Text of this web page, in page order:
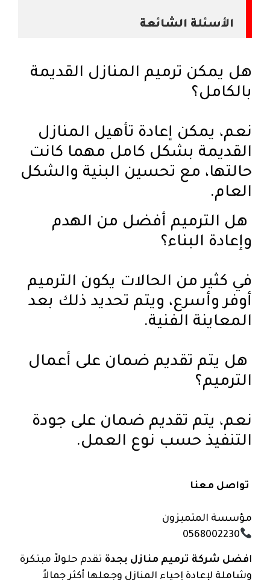
الأسئلة الشائعة
هل يمكن ترميم المنازل القديمة
بالكامل؟
نعم، يمكن إعادة تأهيل المنازل
القديمة بشكل كامل مهما كانت
حالتها، مع تحسين البنية والشكل
العام.
هل الترميم أفضل من الهدم
وإعادة البناء؟
في كثير من الحالات يكون الترميم
أوفر وأسرع، ويتم تحديد ذلك بعد
المعاينة الفنية.
هل يتم تقديم ضمان على أعمال
الترميم؟
نعم، يتم تقديم ضمان على جودة
التنفيذ حسب نوع العمل.
تواصل معنا
مؤسسة المتميزون
0568002230
افضل شركة ترميم منازل بجدة تقدم حلولاً مبتكرة
وشاملة لإعادة إحياء المنازل وجعلها أكثر جمالاً